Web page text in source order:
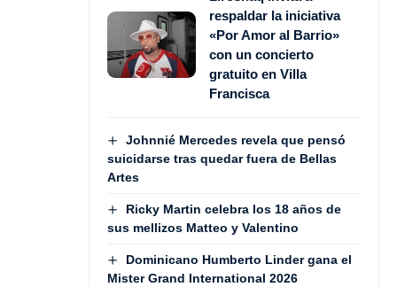
respaldar la iniciativa
«Por Amor al Barrio»
con un concierto
gratuito en Villa
Francisca
Johnnié Mercedes revela que pensó
suicidarse tras quedar fuera de Bellas
Artes
Ricky Martin celebra los 18 años de
sus mellizos Matteo y Valentino
Dominicano Humberto Linder gana el
Mister Grand International 2026